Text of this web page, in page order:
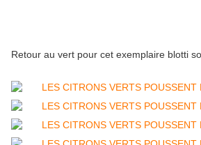
Retour au vert pour cet exemplaire blotti